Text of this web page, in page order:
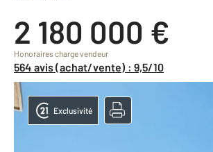
2 180 000 €
Honoraires charge vendeur
564 avis (achat/vente) : 9,5/10
Exclusivité